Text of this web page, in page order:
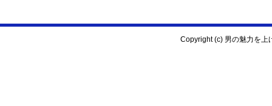
Copyright (c) 男の魅力を上